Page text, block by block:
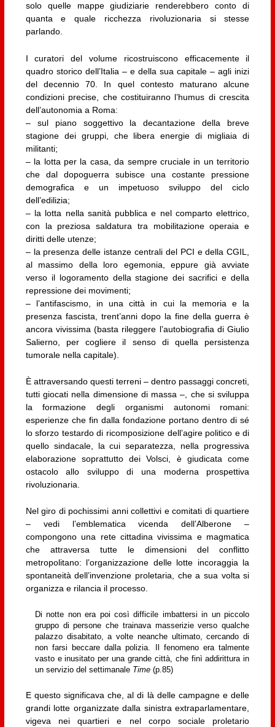
solo quelle mappe giudiziarie renderebbero conto di
quanta e quale ricchezza rivoluzionaria si stesse
parlando.
I curatori del volume ricostruiscono efficacemente il
quadro storico dell’Italia – e della sua capitale – agli inizi
del decennio 70. In quel contesto maturano alcune
condizioni precise, che costituiranno l’humus di crescita
dell’autonomia a Roma:
– sul piano soggettivo la decantazione della breve
stagione dei gruppi, che libera energie di migliaia di
militanti;
– la lotta per la casa, da sempre cruciale in un territorio
che dal dopoguerra subisce una costante pressione
demografica e un impetuoso sviluppo del ciclo
dell’edilizia;
– la lotta nella sanità pubblica e nel comparto elettrico,
con la preziosa saldatura tra mobilitazione operaia e
diritti delle utenze;
– la presenza delle istanze centrali del PCI e della CGIL,
al massimo della loro egemonia, eppure già avviate
verso il logoramento della stagione dei sacrifici e della
repressione dei movimenti;
– l’antifascismo, in una città in cui la memoria e la
presenza fascista, trent’anni dopo la fine della guerra è
ancora vivissima (basta rileggere l’autobiografia di Giulio
Salierno, per cogliere il senso di quella persistenza
tumorale nella capitale).
È attraversando questi terreni – dentro passaggi concreti,
tutti giocati nella dimensione di massa –, che si sviluppa
la formazione degli organismi autonomi romani:
esperienze che fin dalla fondazione portano dentro di sé
lo sforzo testardo di ricomposizione dell’agire politico e di
quello sindacale, la cui separatezza, nella progressiva
elaborazione soprattutto dei Volsci, è giudicata come
ostacolo allo sviluppo di una moderna prospettiva
rivoluzionaria.
Nel giro di pochissimi anni collettivi e comitati di quartiere
– vedi l’emblematica vicenda dell’Alberone –
compongono una rete cittadina vivissima e magmatica
che attraversa tutte le dimensioni del conflitto
metropolitano: l’organizzazione delle lotte incoraggia la
spontaneità dell’invenzione proletaria, che a sua volta si
organizza e rilancia il processo.
Di notte non era poi così difficile imbattersi in un piccolo
gruppo di persone che trainava masserizie verso qualche
palazzo disabitato, a volte neanche ultimato, cercando di
non farsi beccare dalla polizia. Il fenomeno era talmente
vasto e inusitato per una grande città, che finì addirittura in
un servizio del settimanale Time(p.85)
E questo significava che, al di là delle campagne e delle
grandi lotte organizzate dalla sinistra extraparlamentare,
vigeva nei quartieri e nel corpo sociale proletario